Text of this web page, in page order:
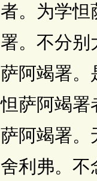
者。为学怛
署。不分别
萨阿竭署。
怛萨阿竭署
萨阿竭署。
舍利弗。不